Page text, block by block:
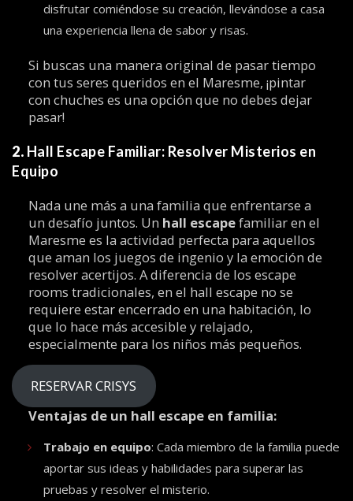
disfrutar comiéndose su creación, llevándose a casa
una experiencia llena de sabor y risas.
Si buscas una manera original de pasar tiempo
con tus seres queridos en el Maresme, ¡pintar
con chuches es una opción que no debes dejar
pasar!
2. Hall Escape Familiar: Resolver Misterios en
Equipo
Nada une más a una familia que enfrentarse a
un desafío juntos. Un hall escapefamiliar en el
Maresme es la actividad perfecta para aquellos
que aman los juegos de ingenio y la emoción de
resolver acertijos. A diferencia de los escape
rooms tradicionales, en el hall escape no se
requiere estar encerrado en una habitación, lo
que lo hace más accesible y relajado,
especialmente para los niños más pequeños.
RESERVAR CRISYS
Ventajas de un hall escape en familia:
Trabajo en equipo: Cada miembro de la familia puede
aportar sus ideas y habilidades para superar las
pruebas y resolver el misterio.